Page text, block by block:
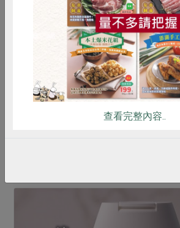
燕麥護手霜
雞蛋 食安 共同購買
查看完整內容..